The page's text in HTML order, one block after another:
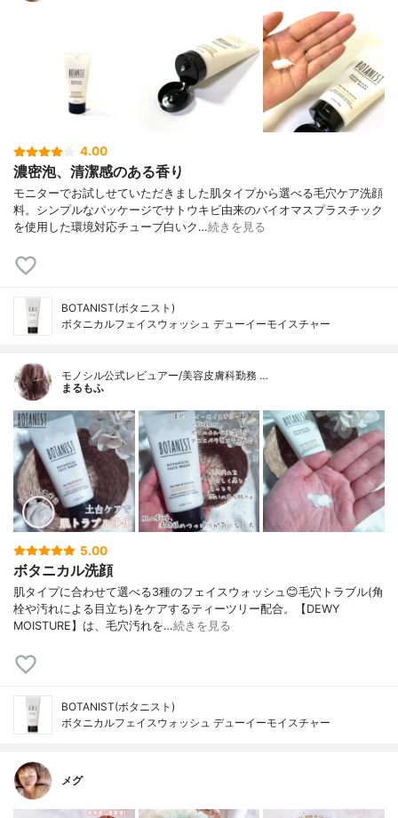
4.00
濃密泡、清潔感のある香り
モニターでお試しせていただきました肌タイプから選べる毛穴ケア洗顔
料。シンプルなパッケージでサトウキビ由来のバイオマスプラスチック
を使用した環境対応チューブ白いク…続きを見る
BOTANIST(ボタニスト)
ボタニカルフェイスウォッシュ デューイーモイスチャー
モノシル公式レビュアー/美容皮膚科勤務 …
まるもふ
5.00
ボタニカル洗顔
肌タイプに合わせて選べる3種のフェイスウォッシュ😊毛穴トラブル(角
栓や汚れによる目立ち)をケアするティーツリー配合。【DEWY
MOISTURE】は、毛穴汚れを…続きを見る
BOTANIST(ボタニスト)
ボタニカルフェイスウォッシュ デューイーモイスチャー
メグ